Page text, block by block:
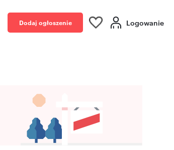
Dodaj ogłoszenie Logowanie